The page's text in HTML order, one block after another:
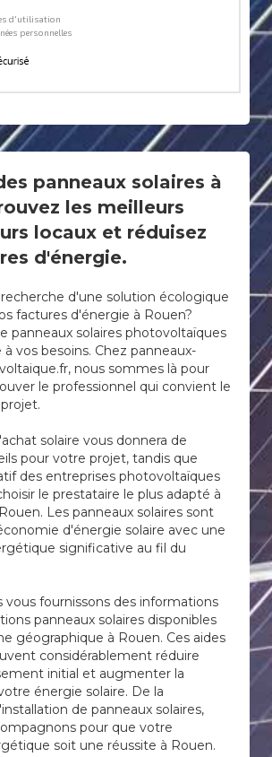
panneaux solaires à
les meilleurs
locaux et réduisez
d'énergie.
d'une solution écologique
factures d'énergie à Rouen?
panneaux solaires photovoltaïques
vos besoins. Chez panneaux-
nous sommes là pour
le professionnel qui convient le
solaire vous donnera de
pour votre projet, tandis que
des entreprises photovoltaïques
le prestataire le plus adapté à
Les panneaux solaires sont
d'énergie solaire avec une
significative au fil du
vous fournissons des informations
panneaux solaires disponibles
géographique à Rouen. Ces aides
considérablement réduire
initial et augmenter la
énergie solaire. De la
de panneaux solaires,
pour que votre
soit une réussite à Rouen.